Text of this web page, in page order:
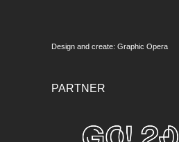
Design and create: Graphic Opera
PARTNER